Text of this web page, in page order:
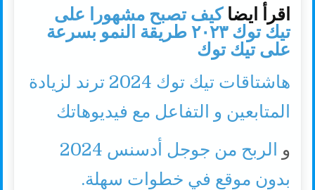
اقرأ ايضاكيف تصبح مشهورا على
تيك توك ٢٠٢٣ طريقة النمو بسرعة
على تيك توك
هاشتاقات تيك توك 2024 ترند لزيادة
المتابعين و التفاعل مع فيديوهاتك
و
الربح من جوجل أدسنس 2024
بدون موقع في خطوات سهلة.